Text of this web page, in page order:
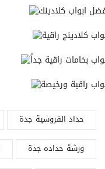
حداد الفروسية جدة
ورشة حداده جدة